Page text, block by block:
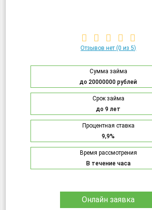
Отзывов нет (0 из 5)
Сумма займа
до 20000000 рублей
Срок займа
до 9 лет
Процентная ставка
9,9%
Время рассмотрения
В течение часа
Онлайн заявка